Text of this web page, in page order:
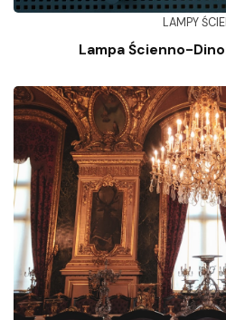
LAMPY
Lampa Ścienno-